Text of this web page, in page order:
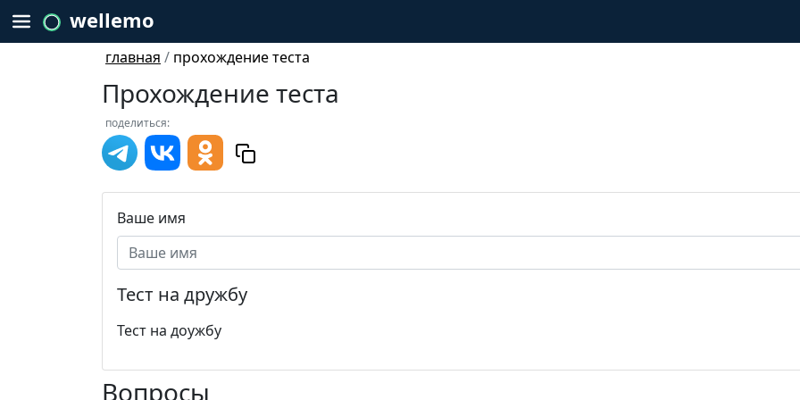
wellemo
главная / прохождение теста
Прохождение теста
поделиться:
Ваше имя
Тест на дружбу
Тест на доужбу
Вопросы